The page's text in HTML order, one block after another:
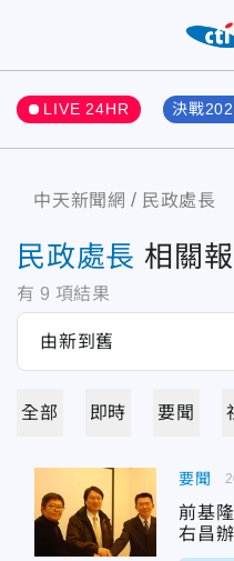
LIVE 24HR 決戰
中天新聞網 民政處長
民政處長 相關
有 9 項結果
全部 即時 要聞
要聞
前基
右昌